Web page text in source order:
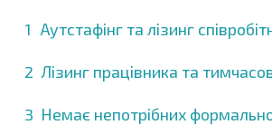
Аутстафінг та лізинг
Лізинг працівника та
Немає непотрібних